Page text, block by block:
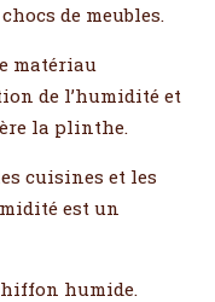
de meubles.
matériau
de l’humidité et
la plinthe.
cuisines et les
est un
humide.